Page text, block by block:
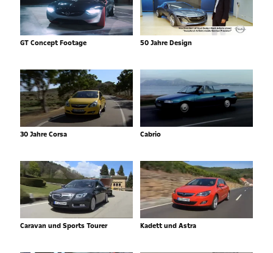
GT Concept Footage 50 Jahre Design
30 Jahre Corsa Cabrio
Caravan und Sports Tourer Kadett und Astra